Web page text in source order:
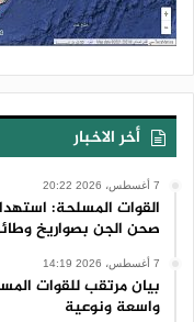
أخر الاخبار
7 أغسطس، 2026 20:22
القوات المسلحة:
صحن الجن بصواريخ
7 أغسطس، 2026 14:19
بيان مرتقب للقوات
واسعة ونوعية